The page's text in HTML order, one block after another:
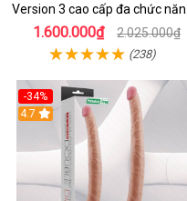
Version 3 cao cấp đa chức năng
kích thích
1.600.000₫ 2.025.000₫
(238)
-34%
4.7